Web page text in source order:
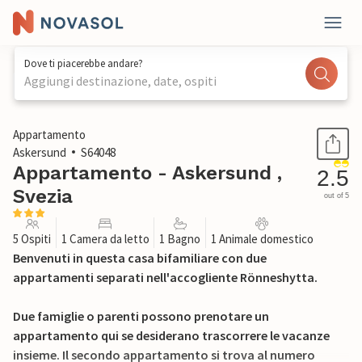
Dove ti piacerebbe andare?
Aggiungi destinazione, date, ospiti
1 / 22
Appartamento
Askersund
S64048
Appartamento - Askersund ,
Svezia
2.5
out of 5
5 Ospiti 1 Camera da letto 1 Bagno 1 Animale domestico
Benvenuti in questa casa bifamiliare con due
appartamenti separati nell'accogliente Rönneshytta.
Due famiglie o parenti possono prenotare un
appartamento qui se desiderano trascorrere le vacanze
insieme. Il secondo appartamento si trova al numero